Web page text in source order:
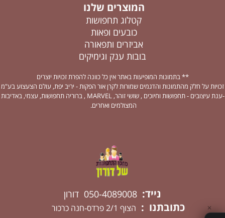
המוצרים שלנו
קטלוג תחפושות
כובעים ופאות
אביזרים ותפאורה
בובות ענק וגימיקים
** בתמונות המופיעות באתר אין כל כוונה להפרת זכויות יוצרים
זכויות על חלק מהתמונות והדגמים שמורות לקרן אור הפקות - יריב יפת, עולם הצעצוע בע"מ
-ענת עיצובים - תחפושות וחיוכים , שושי זוהר, MARVEL , ברוריה תחפושות, עצמי, באדיבות
המצולמים ואחרים.
נייד: 050-4089008 דורון
כתובתנו : הצוף 2/1 פרדס-חנה כרכור ✕